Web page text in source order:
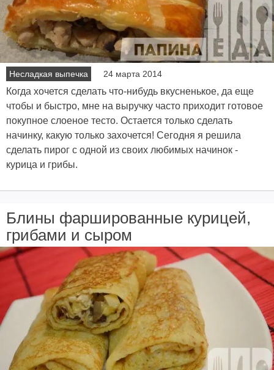
Несладкая выпечка 24 марта 2014
Когда хочется сделать что-нибудь вкусненькое, да еще
чтобы и быстро, мне на выручку часто приходит готовое
покупное слоеное тесто. Остается только сделать
начинку, какую только захочется! Сегодня я решила
сделать пирог с одной из своих любимых начинок -
курица и грибы.
Блины фаршированные курицей,
грибами и сыром